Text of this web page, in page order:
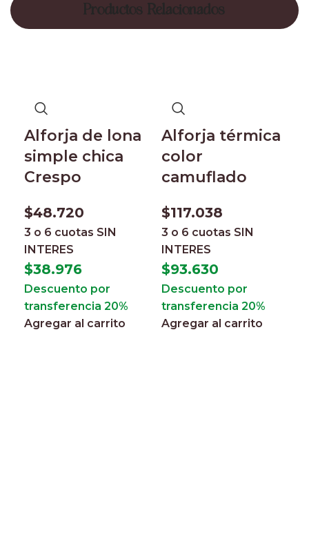
Productos Relacionados
Alforja de lona
simple chica
Crespo
$48.720
3 o 6 cuotas SIN
INTERES
$38.976
Descuento por
transferencia 20%
Agregar al carrito
Alforja térmica
color
camuflado
$117.038
3 o 6 cuotas SIN
INTERES
$93.630
Descuento por
transferencia 20%
Agregar al carrito